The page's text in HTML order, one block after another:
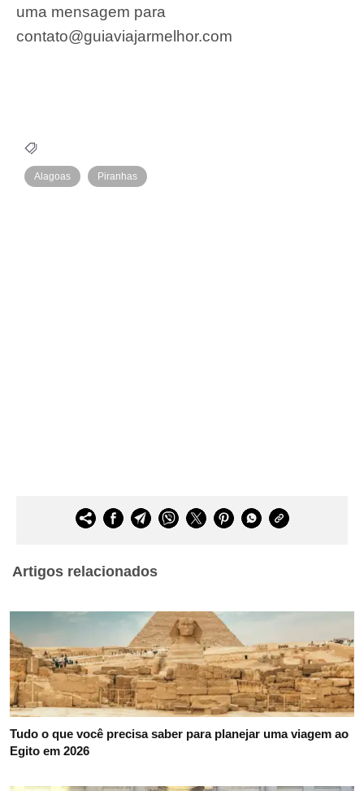
uma mensagem para
contato@guiaviajarmelhor.com
Alagoas Piranhas
Artigos relacionados
Tudo o que você precisa saber para planejar uma viagem ao
Egito em 2026